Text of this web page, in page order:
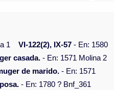
1 VI-122(2), IX-57 - En: 1580
casada. - En: 1571 Molina 2
de marido. - En: 1571
- En: 1780 ? Bnf_361